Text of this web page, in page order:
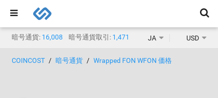
暗号通貨: 16,008 暗号通貨取引: 1,471 JA USD
COINCOST 暗号通貨 Wrapped FON WFON 価格